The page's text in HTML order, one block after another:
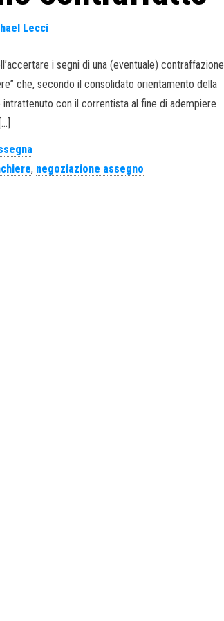
Lecci
i segni di una (eventuale) contraffazione
che, secondo il consolidato orientamento della
con il correntista al fine di adempiere
, negoziazione assegno